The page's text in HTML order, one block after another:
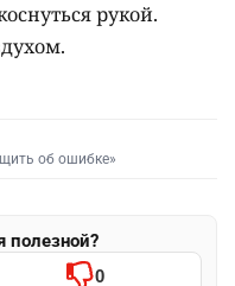
рукой.
об ошибке»
полезной?
0